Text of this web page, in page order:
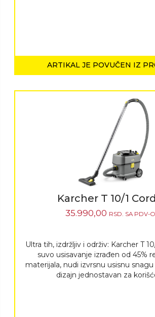
ARTIKAL JE POVUČEN IZ
Karcher T 10/1
35.990,00 RSD. SA PDV-
Ultra tih, izdržljiv i održiv: Karcher T
suvo usisavanje izrađen od 45%
materijala, nudi izvrsnu usisnu
dizajn jednostavan za